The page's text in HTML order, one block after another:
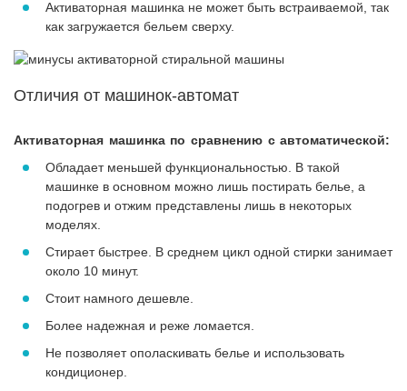
Активаторная машинка не может быть встраиваемой, так
как загружается бельем сверху.
Отличия от машинок-автомат
Активаторная машинка по сравнению с автоматической:
Обладает меньшей функциональностью. В такой
машинке в основном можно лишь постирать белье, а
подогрев и отжим представлены лишь в некоторых
моделях.
Стирает быстрее. В среднем цикл одной стирки занимает
около 10 минут.
Стоит намного дешевле.
Более надежная и реже ломается.
Не позволяет ополаскивать белье и использовать
кондиционер.